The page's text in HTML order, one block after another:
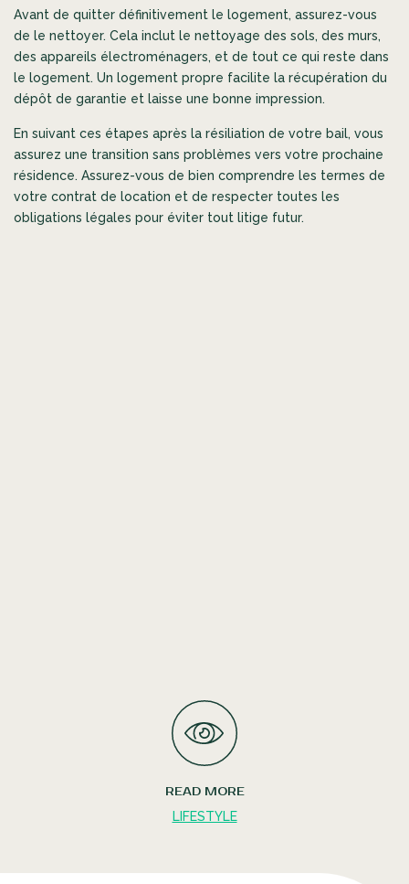
Avant de quitter définitivement le logement, assurez-vous
de le nettoyer. Cela inclut le nettoyage des sols, des murs,
des appareils électroménagers, et de tout ce qui reste dans
le logement. Un logement propre facilite la récupération du
dépôt de garantie et laisse une bonne impression.
En suivant ces étapes après la résiliation de votre bail, vous
assurez une transition sans problèmes vers votre prochaine
résidence. Assurez-vous de bien comprendre les termes de
votre contrat de location et de respecter toutes les
obligations légales pour éviter tout litige futur.
READ MORE
LIFESTYLE